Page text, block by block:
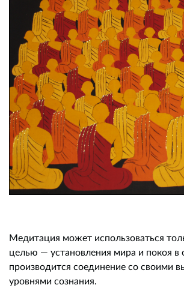
Медитация может использоваться
целью — установления мира и покоя в
производится соединение со своими
уровнями сознания.